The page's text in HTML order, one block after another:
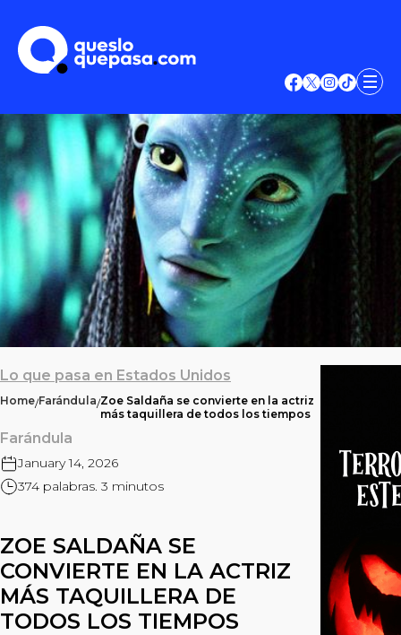
Lo que pasa en Estados Unidos
Home/Farándula/Zoe Saldaña se convierte en la actriz
más taquillera de todos los tiempos
Farándula
January 14, 2026
374 palabras. 3 minutos
ZOE SALDAÑA SE
CONVIERTE EN LA ACTRIZ
MÁS TAQUILLERA DE
TODOS LOS TIEMPOS